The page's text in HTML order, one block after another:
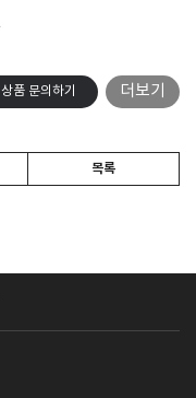
상품 문의하기 더보기
목록